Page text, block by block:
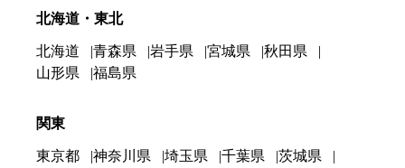
北海道・東北
北海道 青森県 岩手県 宮城県
秋田県
山形県
福島県
関東
東京都 神奈川県 埼玉県 千葉県
茨城県